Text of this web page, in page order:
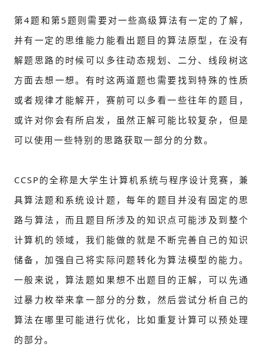
第4题和第5题则需要对一些高级算法有一定的了解，
并有一定的思维能力能看出题目的算法原型，在没有
解题思路的时候可以多往动态规划、二分、线段树这
方面去想一想。有时这两道题也需要找到特殊的性质
或者规律才能解开，赛前可以多看一些往年的题目，
或许对你会有所启发，虽然正解可能比较复杂，但是
可以使用一些特别的思路获取一部分的分数。
CCSP的全称是大学生计算机系统与程序设计竞赛，兼
具算法题和系统设计题，每年的题目并没有固定的思
路与算法，而且题目所涉及的知识点可能涉及到整个
计算机的领域，我们能做的就是不断完善自己的知识
储备，加强自己将实际问题转化为算法模型的能力。
一般来说，算法题如果想不出题目的正解，可以先通
过暴力枚举来拿一部分的分数，然后尝试分析自己的
算法在哪里可能进行优化，比如重复计算可以预处理
的部分。